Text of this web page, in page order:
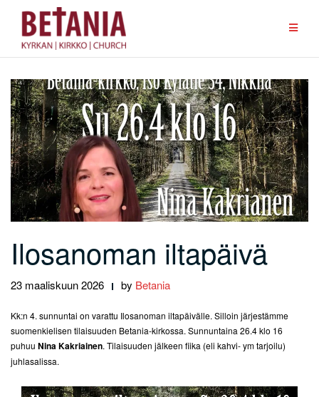
content
Ilosanoman iltapäivä
23 maaliskuun 2026 by Betania
Kk:n 4. sunnuntai on varattu Ilosanoman iltapäivälle. Silloin järjestämme
suomenkielisen tilaisuuden Betania-kirkossa. Sunnuntaina 26.4 klo 16
puhuu Nina Kakriainen. Tilaisuuden jälkeen fiika (eli kahvi- ym tarjoilu)
juhlasalissa.